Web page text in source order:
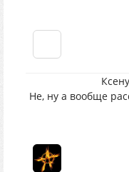
Не, ну а вообще